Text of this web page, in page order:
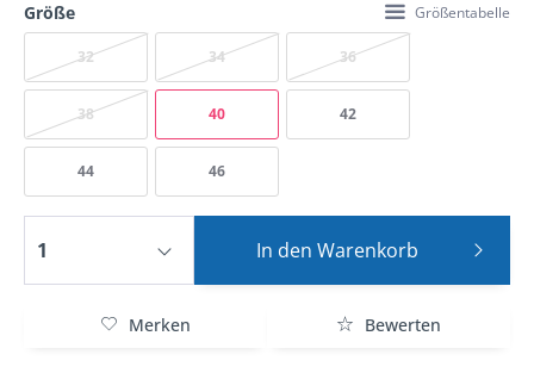
Größe Größentabelle
32 34 36
38 40 42
44 46
In den Warenkorb
Merken Bewerten